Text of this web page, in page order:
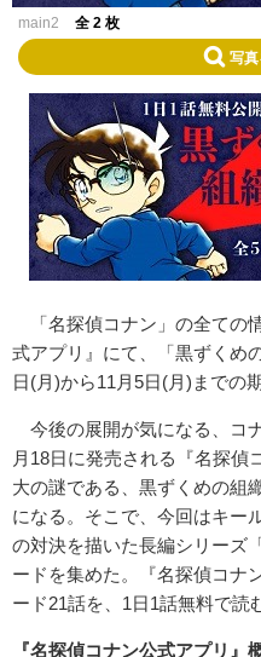
main2 全 2 枚
写真
「名探偵コナン」の全ての
式アプリ』にて、「黒ずくめ
日(月)から11月5日(月)までの
今後の展開が気になる、コ
月18日に発売される『名探偵
大の謎である、黒ずくめの組
になる。そこで、今回はキー
の対決を描いた長編シリーズ
ードを集めた。『名探偵コナ
ード21話を、1日1話無料で読
『名探偵コナン公式アプリ』